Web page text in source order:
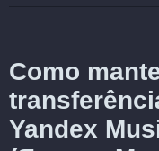
Como
Yandex